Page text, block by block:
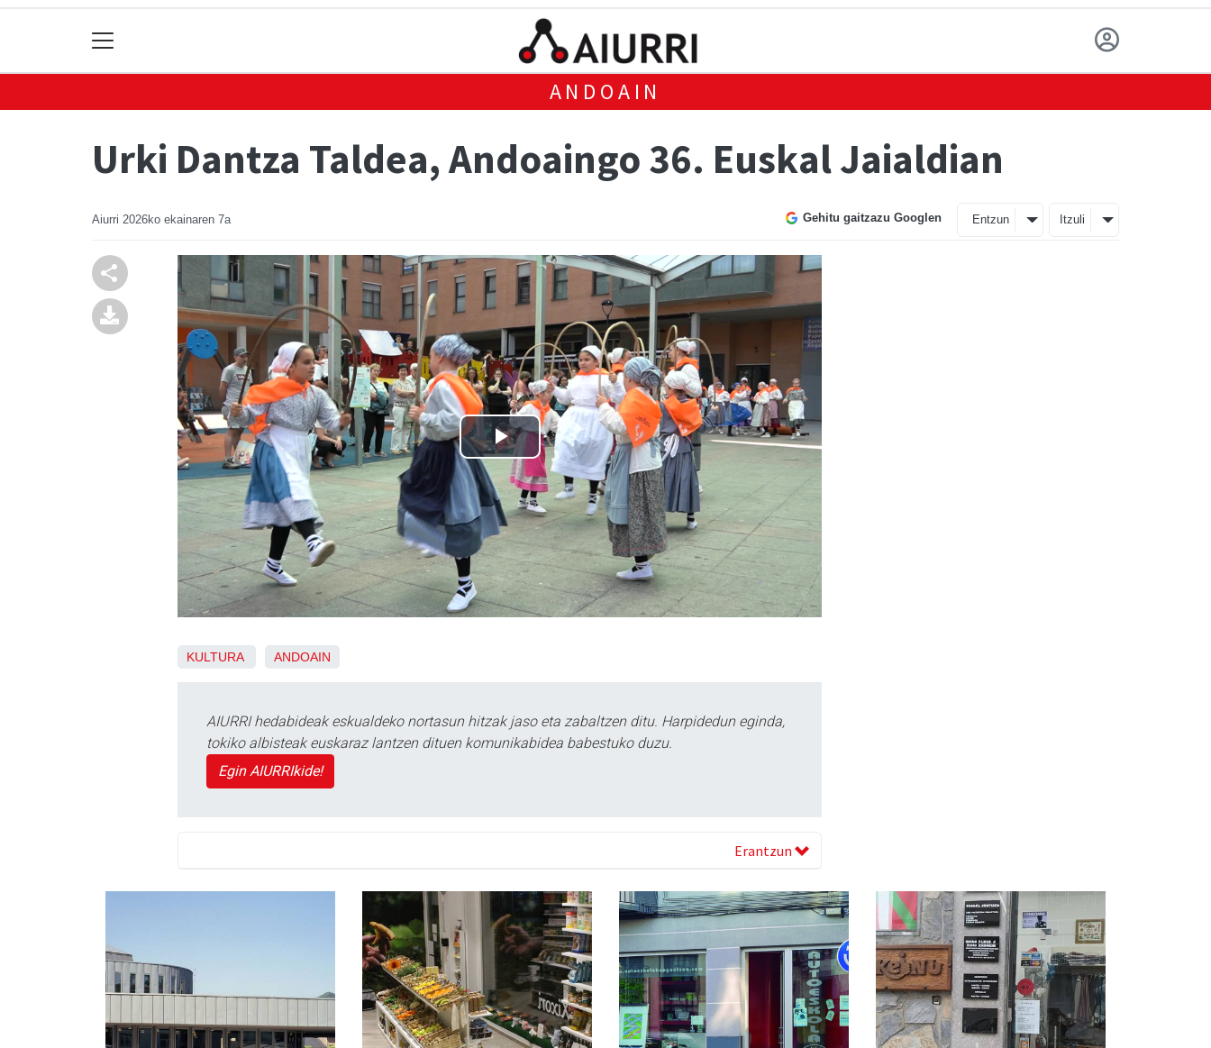
ANDOAIN
Urki Dantza Taldea, Andoaingo 36. Euskal Jaialdian
Aiurri 2026ko ekainaren 7a Gehitu gaitzazu Googlen Entzun Itzuli
KULTURA ANDOAIN
AIURRI hedabideak eskualdeko nortasun hitzak jaso eta zabaltzen ditu. Harpidedun eginda,
tokiko albisteak euskaraz lantzen dituen komunikabidea babestuko duzu.
Egin AIURRIkide!
Erantzun